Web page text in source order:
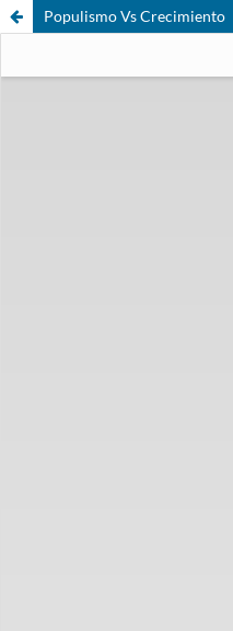
Populismo Vs Crecimiento